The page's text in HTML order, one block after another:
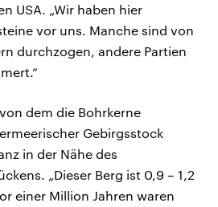
USA. „Wir haben hier
vor uns. Manche sind von
durchzogen, andere Partien
dem die Bohrkerne
Gebirgsstock
in der Nähe des
„Dieser Berg ist 0,9 – 1,2
einer Million Jahren waren